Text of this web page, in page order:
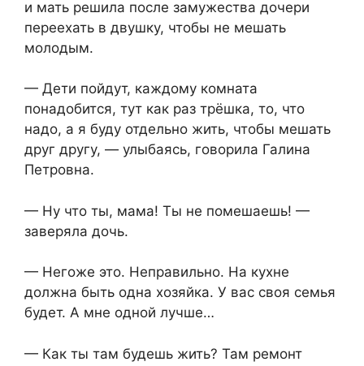
и мать решила после замужества дочери
переехать в двушку, чтобы не мешать
молодым.
— Дети пойдут, каждому комната
понадобится, тут как раз трёшка, то, что
надо, а я буду отдельно жить, чтобы мешать
друг другу, — улыбаясь, говорила Галина
Петровна.
— Ну что ты, мама! Ты не помешаешь! —
заверяла дочь.
— Негоже это. Неправильно. На кухне
должна быть одна хозяйка. У вас своя семья
будет. А мне одной лучше…
— Как ты там будешь жить? Там ремонт